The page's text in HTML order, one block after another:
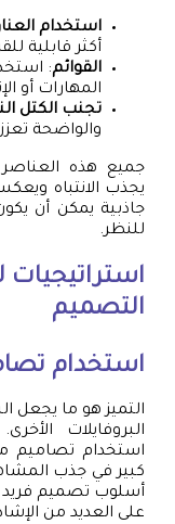
استخدام
أكثر قابلية
القوائم:
المهارات أو
تجنب الكتل
والواضحة
جميع هذه
يجذب الانتباه
جاذبية يمكن أن
للنظر.
التصميم
استخدام
التميز هو ما يجعل
البروفايلات
استخدام تصاميم
كبير في جذب
أسلوب تصميم
على العديد من